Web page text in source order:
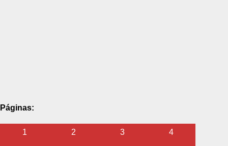
Páginas:
1 2 3
4